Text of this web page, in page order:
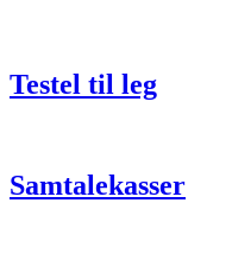
Testel til leg
Samtalekasser